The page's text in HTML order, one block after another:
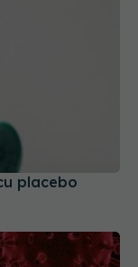
placebo